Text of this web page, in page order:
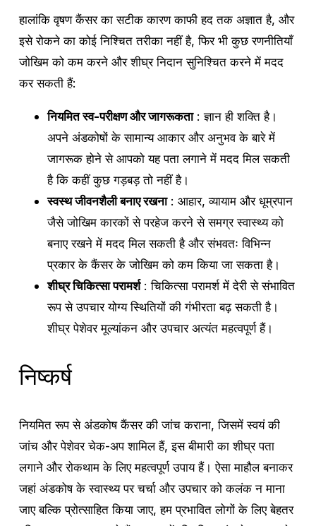
हालांकि वृषण कैंसर का सटीक कारण काफी हद तक अज्ञात है, और
इसे रोकने का कोई निश्चित तरीका नहीं है, फिर भी कुछ रणनीतियाँ
जोखिम को कम करने और शीघ्र निदान सुनिश्चित करने में मदद
कर सकती हैं:
नियमित स्व-परीक्षण और जागरूकता: ज्ञान ही शक्ति है।
अपने अंडकोषों के सामान्य आकार और अनुभव के बारे में
जागरूक होने से आपको यह पता लगाने में मदद मिल सकती
है कि कहीं कुछ गड़बड़ तो नहीं है।
स्वस्थ जीवनशैली बनाए रखना: आहार, व्यायाम और धूम्रपान
जैसे जोखिम कारकों से परहेज करने से समग्र स्वास्थ्य को
बनाए रखने में मदद मिल सकती है और संभवतः विभिन्न
प्रकार के कैंसर के जोखिम को कम किया जा सकता है।
शीघ्र चिकित्सा परामर्श: चिकित्सा परामर्श में देरी से संभावित
रूप से उपचार योग्य स्थितियों की गंभीरता बढ़ सकती है।
शीघ्र पेशेवर मूल्यांकन और उपचार अत्यंत महत्वपूर्ण हैं।
निष्कर्ष
नियमित रूप से अंडकोष कैंसर की जांच कराना, जिसमें स्वयं की
जांच और पेशेवर चेक-अप शामिल हैं, इस बीमारी का शीघ्र पता
लगाने और रोकथाम के लिए महत्वपूर्ण उपाय हैं। ऐसा माहौल बनाकर
जहां अंडकोष के स्वास्थ्य पर चर्चा और उपचार को कलंक न माना
जाए बल्कि प्रोत्साहित किया जाए, हम प्रभावित लोगों के लिए बेहतर